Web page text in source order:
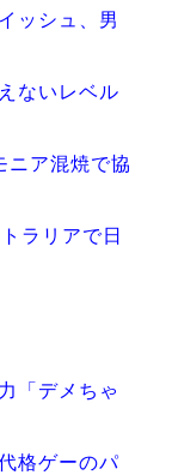
ッシュ、男
ないレベル
ニア混焼で協
ラリアで日
「デメちゃ
格ゲーのパ